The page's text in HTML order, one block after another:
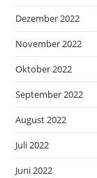
Dezember 2022
November 2022
Oktober 2022
September 2022
August 2022
Juli 2022
Juni 2022